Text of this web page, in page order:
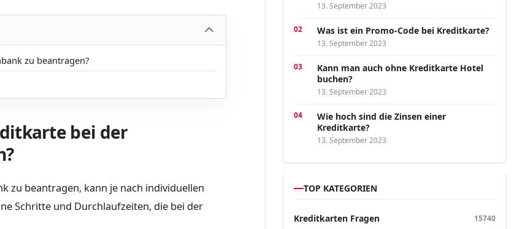
zu beantragen?
bei der
zu beantragen, kann je nach individuellen
Schritte und Durchlaufzeiten, die bei der
13. September 2023
Was ist ein Promo-Code bei Kreditkarte?
13. September 2023
Kann man auch ohne Kreditkarte Hotel
buchen?
13. September 2023
Wie hoch sind die Zinsen einer
Kreditkarte?
13. September 2023
TOP KATEGORIEN
Kreditkarten Fragen 15740